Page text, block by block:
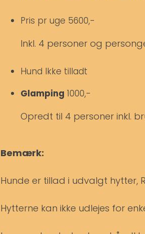
Pris pr uge 5600,-
Inkl. 4 personer og
Hund Ikke tilladt
Glamping 1000,-
Opredt til 4 personer inkl.
Bemærk:
Hunde er tillad i udvalgt hytter,
Hytterne kan ikke udlejes for